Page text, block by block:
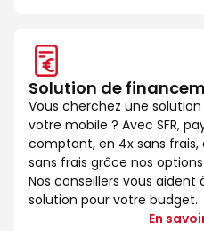
Solution de
Vous cherchez une
votre mobile ? Avec SFR,
comptant, en 4x sans
sans frais grâce nos
Nos conseillers vous aident
solution pour votre budget.
En